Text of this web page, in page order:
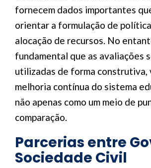
fornecem dados importantes
orientar a formulação de
alocação de recursos. No
fundamental que as avaliações
utilizadas de forma construtiva,
melhoria contínua do sistema
não apenas como um meio de
comparação.
Parcerias entre
Sociedade Civil